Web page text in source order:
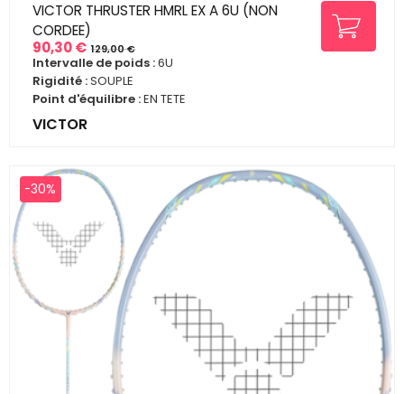
VICTOR THRUSTER HMRL EX A 6U (NON
CORDEE)
Prix
90,30 €
Prix
de
base
129,00 €
Intervalle de poids :6U
Rigidité :SOUPLE
Point d'équilibre :EN TETE
VICTOR
-30%